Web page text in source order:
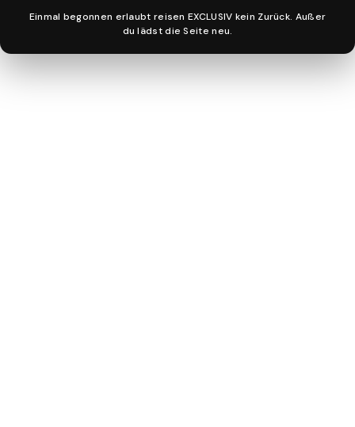
Einmal begonnen erlaubt reisen EXCLUSIV kein Zurück. Außer
du lädst die Seite neu.